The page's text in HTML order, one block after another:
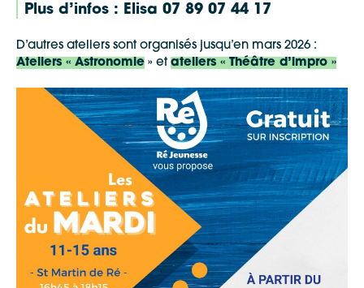
Plus d’infos : Elisa 07 89 07 44 17
D’autres ateliers sont organisés jusqu’en mars 2026 :
Ateliers « Astronomie » et ateliers « Théâtre d’impro »
ShareThis is disabled. Allow
Google Maps
Apple Plans
Waze